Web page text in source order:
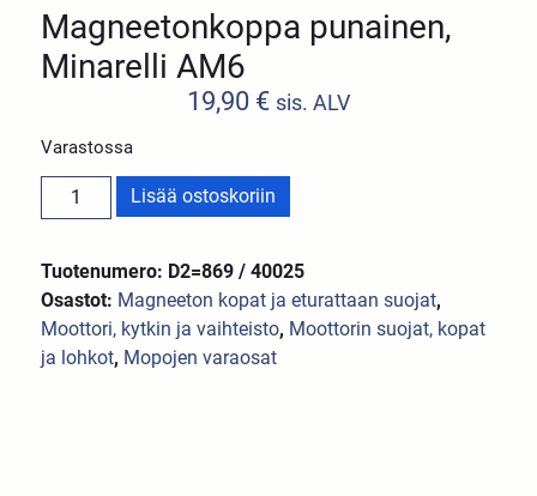
Magneetonkoppa punainen,
Minarelli AM6
19,90 € sis. ALV
Varastossa
Lisää ostoskoriin
Tuotenumero: D2=869 / 40025
Osastot: Magneeton kopat ja eturattaan suojat,
Moottori, kytkin ja vaihteisto, Moottorin suojat, kopat
ja lohkot, Mopojen varaosat